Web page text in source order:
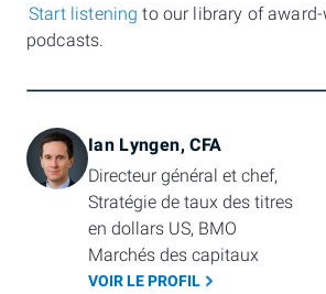
Start listening to our library of
podcasts.
Ian Lyngen, CFA
Directeur général et chef,
Stratégie de taux des titres
en dollars US, BMO
Marchés des capitaux
VOIR LE PROFIL